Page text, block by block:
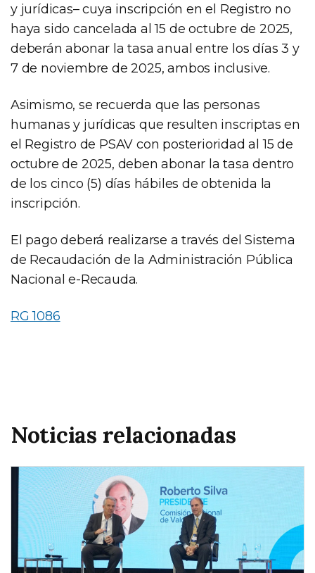
y jurídicas– cuya inscripción en el Registro no
haya sido cancelada al 15 de octubre de 2025,
deberán abonar la tasa anual entre los días 3 y
7 de noviembre de 2025, ambos inclusive.
Asimismo, se recuerda que las personas
humanas y jurídicas que resulten inscriptas en
el Registro de PSAV con posterioridad al 15 de
octubre de 2025, deben abonar la tasa dentro
de los cinco (5) días hábiles de obtenida la
inscripción.
El pago deberá realizarse a través del Sistema
de Recaudación de la Administración Pública
Nacional e-Recauda.
RG 1086
Noticias relacionadas